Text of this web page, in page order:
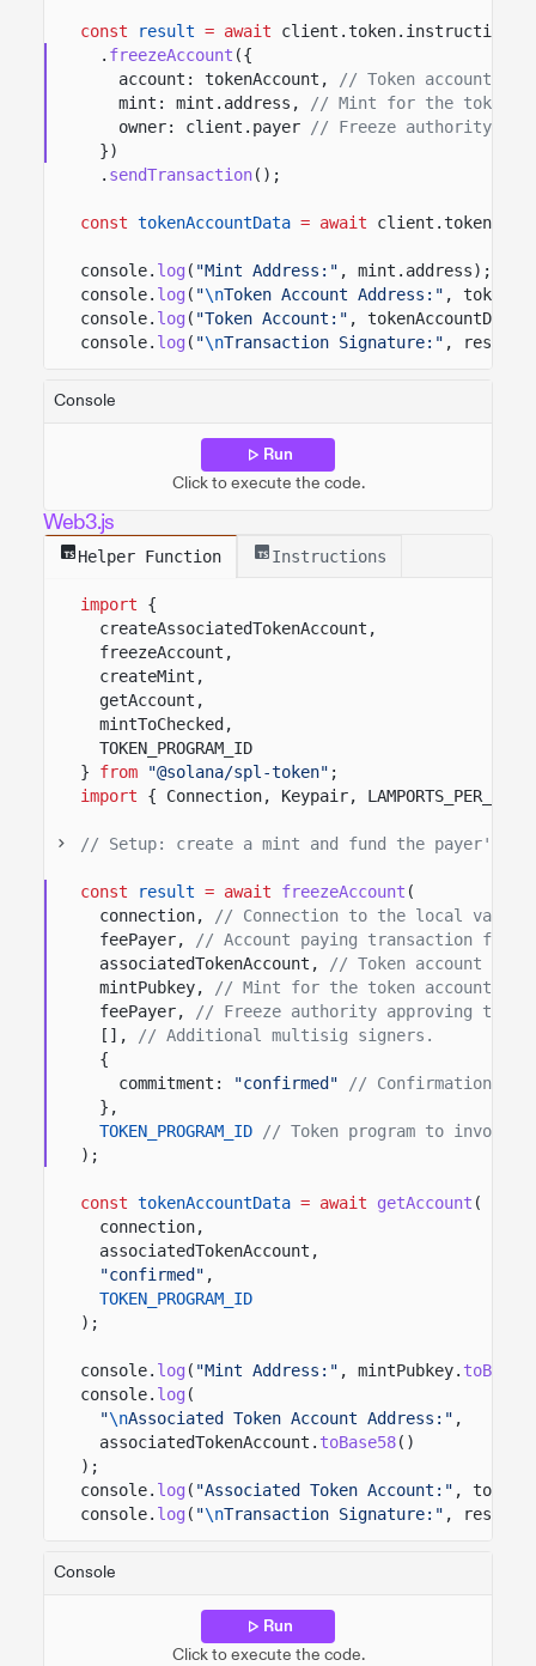
const result = await
client.token.instructions
. freezeAccount ({
account: tokenAccount,
// Token account to
mint: mint.address,
// Mint for the token
owner: client.payer
// Freeze authority
})
. sendTransaction();
const tokenAccountData = await
console. log ( "Mint Address:" , mint.address);
console. log ( "\nToken Account Address:" ,
console. log ( "Token Account:" ,
console. log ( "\nTransaction Signature:" ,
Console
Run
Click to execute the code.
Web3.js
Helper Function Instructions
import
{
createAssociatedTokenAccount,
freezeAccount,
createMint,
getAccount,
mintToChecked,
TOKEN_PROGRAM_ID
}
from "@solana/spl-token" ;
import
{ Connection, Keypair, LAMPORTS_PER_SOL
// Setup: create a mint and fund the payer's
const result = await freezeAccount (
connection,
// Connection to the local
feePayer,
// Account paying transaction fees.
associatedTokenAccount,
// Token account to
mintPubkey,
// Mint for the token account
feePayer,
// Freeze authority approving this
[],
// Additional multisig signers.
{
commitment:
"confirmed"
// Confirmation
},
TOKEN_PROGRAM_ID
// Token program to invoke.
);
const tokenAccountData = await getAccount (
connection,
associatedTokenAccount,
"confirmed" ,
TOKEN_PROGRAM_ID
);
console. log ( "Mint Address:" , mintPubkey.
console. log (
"\nAssociated Token Account Address:" ,
associatedTokenAccount. toBase58()
);
console. log ( "Associated Token Account:" ,
console. log ( "\nTransaction Signature:" ,
Console
Run
Click to execute the code.